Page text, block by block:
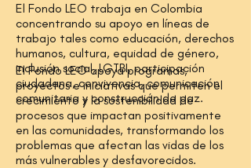
El Fondo LEO trabaja en Colombia
concentrando su apoyo en líneas de
trabajo tales como educación, derechos
humanos, cultura, equidad de género,
inclusión social, LGTBI, participación
ciudadana, convivencia, comunicación
comunitaria y construcción de paz.
El Fondo LEO apoya programas,
proyectos e iniciativas que permiten el
crecimiento y la sostenibilidad de
procesos que impactan positivamente
en las comunidades, transformando los
problemas que afectan las vidas de los
más vulnerables y desfavorecidos.